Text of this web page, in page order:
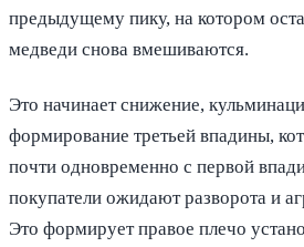
предыдущему пику, на котором
медведи снова вмешиваются.
Это начинает снижение,
формирование третьей впадины,
почти одновременно с первой
покупатели ожидают разворота и
Это формирует правое плечо